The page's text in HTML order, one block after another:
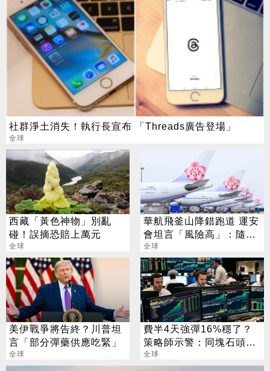
社群淨土消失！執行長宣布 「Threads廣告登場」
全球
西藏「黃色神物」別亂
碰！誤摘恐賠上萬元
全球
華航飛釜山降錯跑道 運安
會坦言「風險高」：隨時
赴韓協助調查
全球
美伊戰爭將告終？川普坦
言「部分彈藥供應吃緊」
全球
費半4天強彈16%穩了？
策略師示警：同塊石頭不
會絆2次
全球